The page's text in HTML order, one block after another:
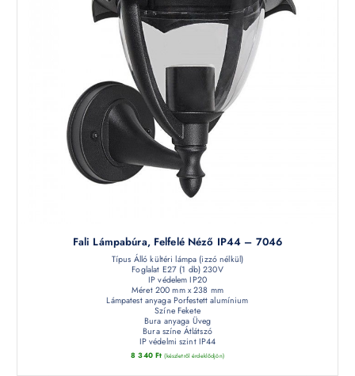
Fali Lámpabúra, Felfelé Néző IP44 – 7046
Típus Álló kültéri lámpa (izzó nélkül)
Foglalat E27 (1 db) 230V
IP védelem IP20
Méret 200 mm x 238 mm
Lámpatest anyaga Porfestett alumínium
Színe Fekete
Bura anyaga Üveg
Bura színe Átlátszó
IP védelmi szint IP44
8 340 Ft (készletről érdeklődjön)